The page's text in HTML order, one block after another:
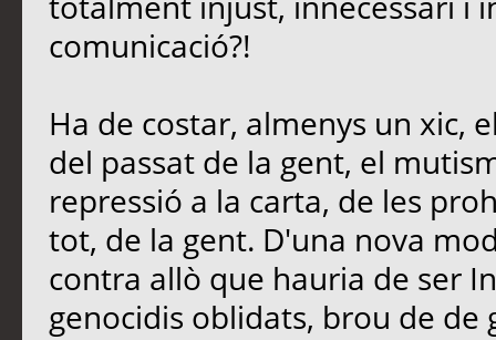
comunicació?!
Ha de costar, almenys un xic,
del passat de la gent, el
repressió a la carta, de les
tot, de la gent. D'una nova
contra allò que hauria de ser
genocidis oblidats, brou de de